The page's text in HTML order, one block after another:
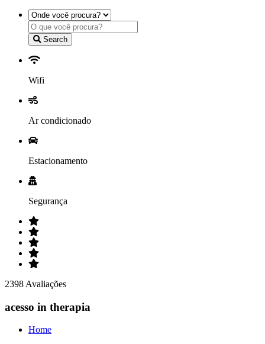
Search
Wifi
Ar condicionado
Estacionamento
Segurança
2398 Avaliações
acesso in therapia
Home